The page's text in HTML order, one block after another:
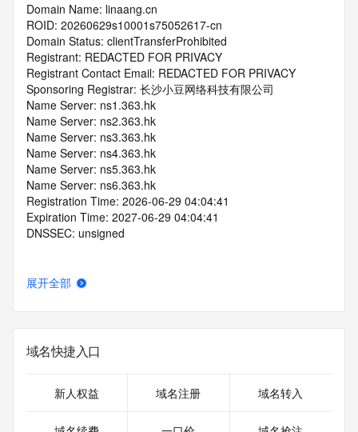
Domain Name: linaang.cn
ROID: 20260629s10001s75052617-cn
Domain Status: clientTransferProhibited
Registrant: REDACTED FOR PRIVACY
Registrant Contact Email: REDACTED FOR PRIVACY
Sponsoring Registrar: 长沙小豆网络科技有限公司
Name Server: ns1.363.hk
Name Server: ns2.363.hk
Name Server: ns3.363.hk
Name Server: ns4.363.hk
Name Server: ns5.363.hk
Name Server: ns6.363.hk
Registration Time: 2026-06-29 04:04:41
Expiration Time: 2027-06-29 04:04:41
DNSSEC: unsigned
展开全部
域名快捷入口
新人权益 域名注册 域名转入